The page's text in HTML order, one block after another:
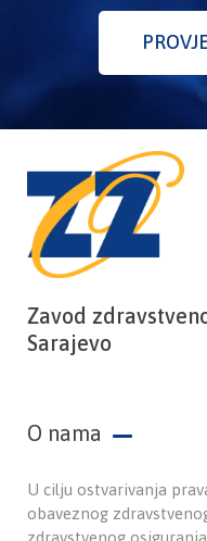
Zavod
Sarajevo
O nama
U cilju ostvarivanja
obaveznog